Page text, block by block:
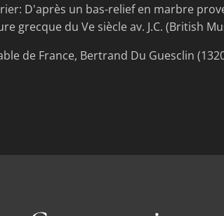
D'après un bas-relief en marbre
grecque du Ve siècle av. J.C. (British
de France, Bertrand Du Guesclin